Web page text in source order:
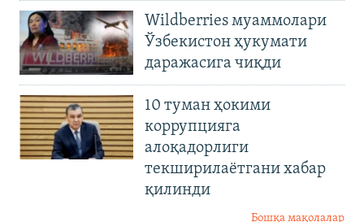
Wildberries муаммолари
Ўзбекистон ҳукумати
даражасига чиқди
10 туман ҳокими
коррупцияга
алоқадорлиги
текширилаётгани хабар
қилинди
Бошқа мақолалар